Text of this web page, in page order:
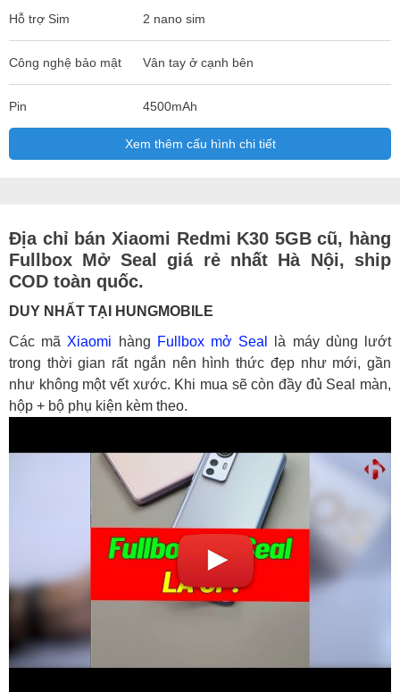
Hỗ trợ Sim 2 nano sim
Công nghệ bảo mật Vân tay ở cạnh bên
Pin 4500mAh
Xem thêm cấu hình chi tiết
Địa chỉ bán Xiaomi Redmi K30 5GB cũ, hàng
Fullbox Mở Seal giá rẻ nhất Hà Nội, ship
COD toàn quốc.
DUY NHẤT TẠI HUNGMOBILE
Các mã Xiaomi hàng Fullbox mở Seal
là máy dùng lướt
trong thời gian rất ngắn nên hình thức đẹp như mới, gần
như không một vết xước. Khi mua sẽ còn đầy đủ Seal màn,
hộp + bộ phụ kiện kèm theo.